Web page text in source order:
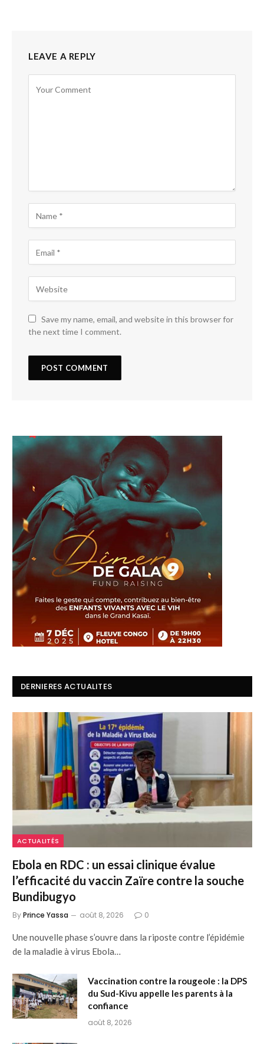
LEAVE A REPLY
Save my name, email, and website in this browser for
the next time I comment.
DERNIERES ACTUALITES
ACTUALITÉS
Ebola en RDC : un essai clinique évalue
l’efficacité du vaccin Zaïre contre la souche
Bundibugyo
ByPrince Yassa août 8, 2026 0
Une nouvelle phase s’ouvre dans la riposte contre l’épidémie
de la maladie à virus Ebola…
Vaccination contre la rougeole : la DPS
du Sud-Kivu appelle les parents à la
confiance
août 8, 2026